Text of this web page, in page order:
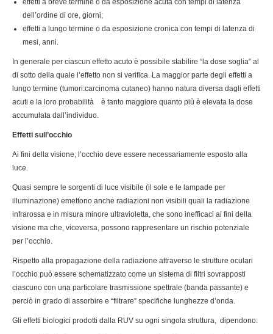
effetti a breve termine o da esposizione acuta con tempi di latenza
dell’ordine di ore, giorni;
effetti a lungo termine o da esposizione cronica con tempi di latenza di
mesi, anni.
In generale per ciascun effetto acuto è possibile stabilire “la dose soglia” al
di sotto della quale l’effetto non si verifica. La maggior parte degli effetti a
lungo termine (tumori:carcinoma cutaneo) hanno natura diversa dagli effetti
acuti e la loro probabilità è tanto maggiore quanto più è elevata la dose
accumulata dall’individuo.
Effetti sull’occhio
Ai fini della visione, l’occhio deve essere necessariamente esposto alla
luce.
Quasi sempre le sorgenti di luce visibile (il sole e le lampade per
illuminazione) emettono anche radiazioni non visibili quali la radiazione
infrarossa e in misura minore ultravioletta, che sono inefficaci ai fini della
visione ma che, viceversa, possono rappresentare un rischio potenziale
per l’occhio.
Rispetto alla propagazione della radiazione attraverso le strutture oculari
l’occhio può essere schematizzato come un sistema di filtri sovrapposti
ciascuno con una particolare trasmissione spettrale (banda passante) e
perciò in grado di assorbire e “filtrare” specifiche lunghezze d’onda.
Gli effetti biologici prodotti dalla RUV su ogni singola struttura, dipendono: